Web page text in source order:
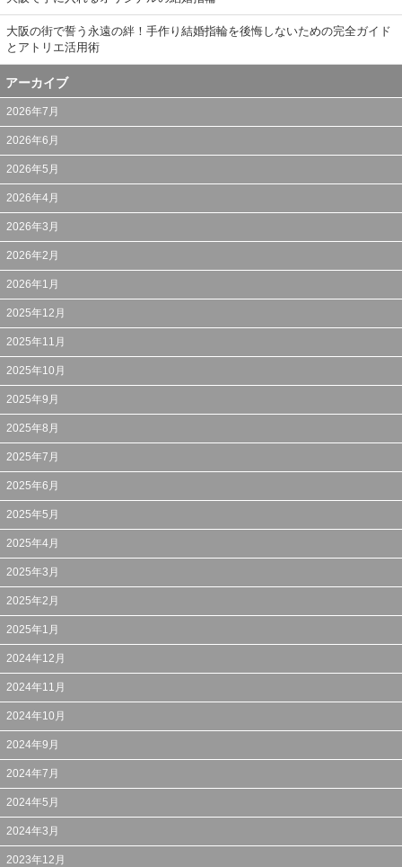
大阪の街で誓う永遠の絆！手作り結婚指輪を後悔しないための完全ガイド
とアトリエ活用術
アーカイブ
2026年7月
2026年6月
2026年5月
2026年4月
2026年3月
2026年2月
2026年1月
2025年12月
2025年11月
2025年10月
2025年9月
2025年8月
2025年7月
2025年6月
2025年5月
2025年4月
2025年3月
2025年2月
2025年1月
2024年12月
2024年11月
2024年10月
2024年9月
2024年7月
2024年5月
2024年3月
2023年12月